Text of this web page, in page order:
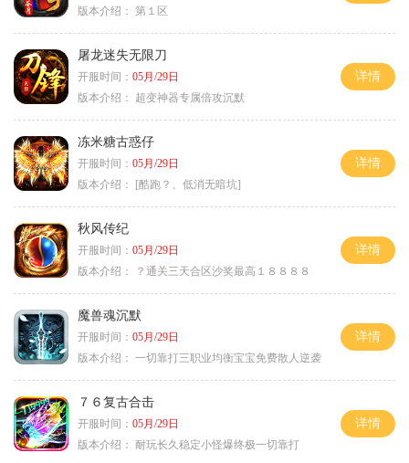
版本介绍： 第１区
屠龙迷失无限刀
开服时间： 05月/29日
版本介绍：
超变神器专属倍攻沉默
详情
冻米糖古惑仔
开服时间： 05月/29日
版本介绍：
[酷跑？、低消无暗坑]
详情
秋风传纪
开服时间： 05月/29日
版本介绍：
？通关三天合区沙奖最高１８８８８
详情
魔兽魂沉默
开服时间： 05月/29日
版本介绍： 一切靠打三职业均衡宝宝免费散人逆袭
详情
７６复古合击
开服时间： 05月/29日
版本介绍： 耐玩长久稳定小怪爆终极一切靠打
详情